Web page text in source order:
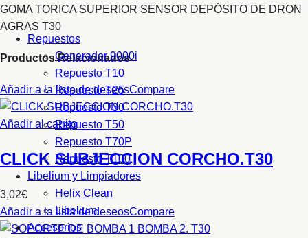
Repuestos
Generador 9000i
Repuesto T10
Repuesto T25
Repuesto T30
Repuesto T50
Repuesto T70P
Repuesto T100
Libelium y Limpiadores
Helix Clean
Libelium
Accesorios
GOMA TORICA SUPERIOR SENSOR DEPÓSITO DE DRON
AGRAS T30
Productos Relacionados
Añadir a la lista de deseosCompare
Añadir al carrito
CLICK SUBJECCION CORCHO.T30
3,02€
Añadir a la lista de deseosCompare